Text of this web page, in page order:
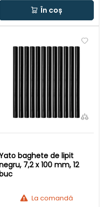
În coș
baghete de lipit
7,2 x 100 mm, 12
La comandă